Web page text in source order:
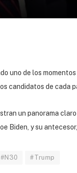
uno de los
candidatos de cada
un panorama
Biden, y su
#N30 #Trump